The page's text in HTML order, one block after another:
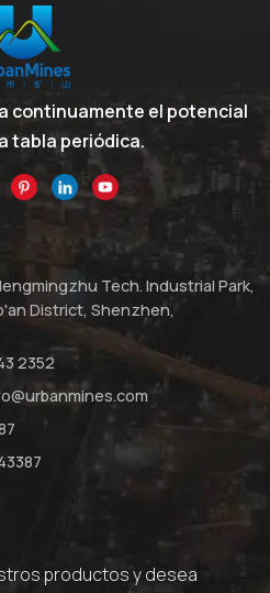
continuamente el potencial
tabla periódica.
Tech. Industrial Park,
District, Shenzhen,
2352
productos y desea